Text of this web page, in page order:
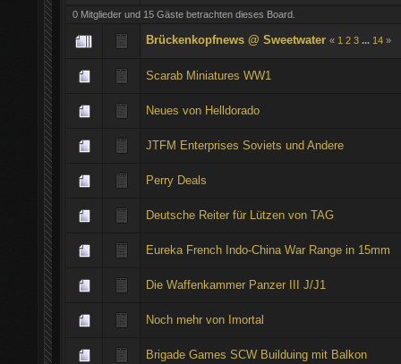
0 Mitglieder und 15 Gäste betrachten dieses Board.
Brückenkopfnews @ Sweetwater « 1 2 3 ... 14 »
Scarab Miniatures WW1
Neues von Helldorado
JTFM Enterprises Soviets und Andere
Perry Deals
Deutsche Reiter für Lützen von TAG
Eureka French Indo-China War Range in 15mm
Die Waffenkammer Panzer III J/J1
Noch mehr von Imortal
Brigade Games SCW Builduing mit Balkon